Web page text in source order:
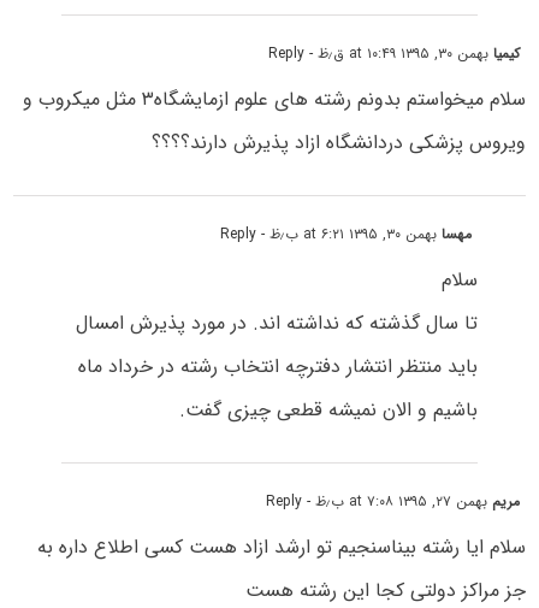
کیمیابهمن ۳۰, ۱۳۹۵ at ۱۰:۴۹ ق٫ظ - Reply
سلام میخواستم بدونم رشته های علوم ازمایشگاه۳ مثل میکروب و
ویروس پزشکی دردانشگاه ازاد پذیرش دارند؟؟؟؟
مهسابهمن ۳۰, ۱۳۹۵ at ۶:۲۱ ب٫ظ - Reply
سلام
تا سال گذشته که نداشته اند. در مورد پذیرش امسال
باید منتظر انتشار دفترچه انتخاب رشته در خرداد ماه
باشیم و الان نمیشه قطعی چیزی گفت.
مریم بهمن ۲۷, ۱۳۹۵ at ۷:۰۸ ب٫ظ - Reply
سلام ایا رشته بیناسنجیم تو ارشد ازاد هست کسی اطلاع داره به
جز مراکز دولتی کجا این رشته هست